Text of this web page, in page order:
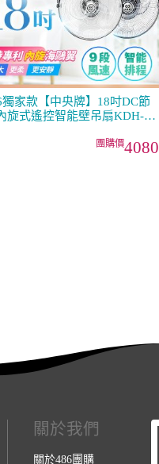
獨家款【中央牌】18吋DC節
旋式遙控智能壁吊扇KDH-
4080
關於我們
關於486團購